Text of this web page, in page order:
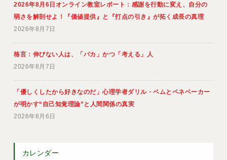
2026年8月6日オンライン教室レポート：感謝を行動に変え、自分の
弱さを解剖せよ！『価値提供』と『打点の引き』が拓く成長の真理
2026年8月7日
格言：伸びない人は、「バカ」かつ「考える」人
2026年8月7日
「優しくしたから好きなのだ」心理学者ダリル・ベムとペネベーカー
が明かす“自己知覚理論”と人間関係の真実
2026年8月6日
カレンダー